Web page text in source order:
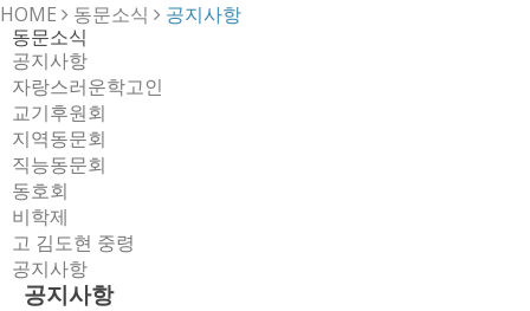
HOME 동문소식
공지사항
동문소식
공지사항
자랑스러운학고인
교기후원회
지역동문회
직능동문회
동호회
비학제
고 김도현 중령
공지사항
공지사항